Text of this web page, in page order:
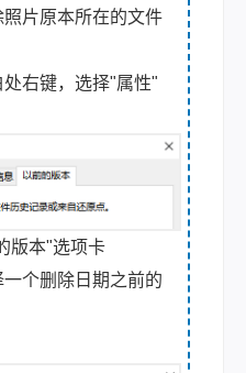
片原本所在的文件
右键，选择"属性"
版本"选项卡
个删除日期之前的